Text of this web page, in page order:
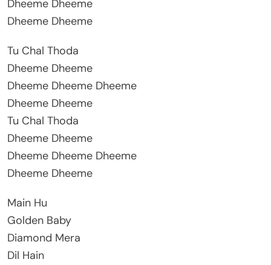
Dheeme Dheeme
Dheeme Dheeme
Tu Chal Thoda
Dheeme Dheeme
Dheeme Dheeme Dheeme
Dheeme Dheeme
Tu Chal Thoda
Dheeme Dheeme
Dheeme Dheeme Dheeme
Dheeme Dheeme
Main Hu
Golden Baby
Diamond Mera
Dil Hain